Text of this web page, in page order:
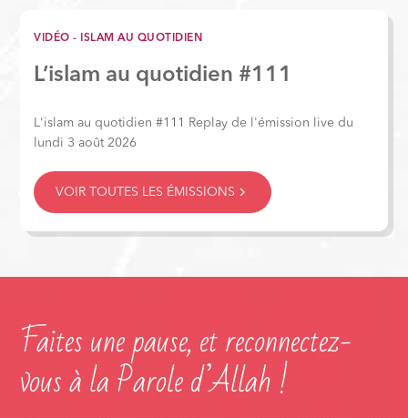
VIDÉO - ISLAM AU QUOTIDIEN
L’islam au quotidien #111
L'islam au quotidien #111 Replay de l'émission live du
lundi 3 août 2026
VOIR TOUTES LES ÉMISSIONS
Faites une pause, et reconnectez-
vous à la Parole d’Allah !